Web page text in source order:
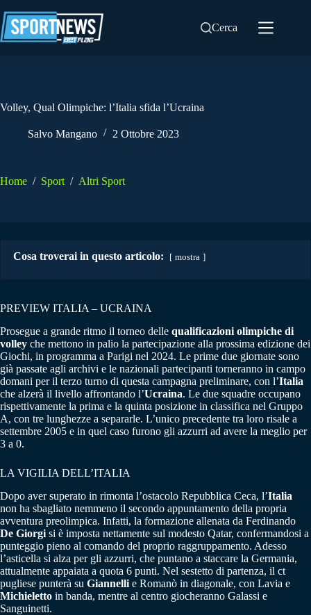
al
contenuto
Cerca
Volley, Qual Olimpiche: l’Italia sfida l’Ucraina
Salvo Mangano 2 Ottobre 2023
Home / Sport / Altri Sport
Cosa troverai in questo articolo: mostra
PREVIEW ITALIA – UCRAINA
Prosegue a grande ritmo il torneo delle qualificazioni olimpiche di
volley che mettono in palio la partecipazione alla prossima edizione dei
Giochi, in programma a Parigi nel 2024. Le prime due giornate sono
già passate agli archivi e le nazionali partecipanti torneranno in campo
domani per il terzo turno di questa campagna preliminare, con l’Italia
che alzerà il livello affrontando l’Ucraina. Le due squadre occupano
rispettivamente la prima e la quinta posizione in classifica nel Gruppo
A, con tre lunghezze a separarle. L’unico precedente tra loro risale a
settembre 2005 e in quel caso furono gli azzurri ad avere la meglio per
3 a 0.
LA VIGILIA DELL’ITALIA
Dopo aver superato in rimonta l’ostacolo Repubblica Ceca, l’Italia
non ha sbagliato nemmeno il secondo appuntamento della propria
avventura preolimpica. Infatti, la formazione allenata da Ferdinando
De Giorgi si è imposta nettamente sul modesto Qatar, confermandosi a
punteggio pieno al comando del proprio raggruppamento. Adesso
l’asticella si alza per gli azzurri, che puntano a staccare la Germania,
attualmente appaiata a quota 6 punti. Nel sestetto di partenza, il ct
pugliese punterà su Giannelli e Romanò in diagonale, con Lavia e
Michieletto in banda, mentre al centro giocheranno Galassi e
Sanguinetti.